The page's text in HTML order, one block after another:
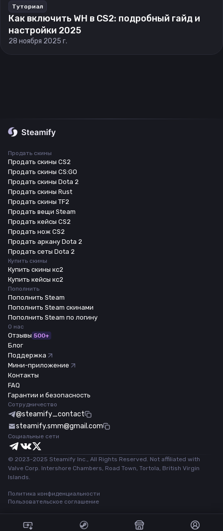
Туториал
Как включить WH в CS2: подробный гайд и
настройки 2025
28 ноября 2025 г.
Продать скины
Продать скины CS2
Продать скины CS:GO
Продать скины Dota 2
Продать скины Rust
Продать скины TF2
Продать вещи Steam
Продать кейсы CS2
Продать нож CS2
Продать аркану Dota 2
Продать сеты Dota 2
Купить скины
Купить скины кс2
Купить кейсы кс2
Пополнить
Пополнить Steam
Пополнить Steam скинами
Пополнить Steam по логину
О нас
Отзывы 500+
Блог
Поддержка
Мини-приложение
Контакты
FAQ
Гарантии и безопасность
Сотрудничество
@steamify_contact
steamify.smm@gmail.com
Социальные сети
© 2023-2025 Steamify Inc., All Rights Reserved. Not affiliated with
Valve Corp. Intershore Chambers, Road Town, Tortola, British Virgin
Islands.
Политика конфиденциальности
Пользовательское соглашение